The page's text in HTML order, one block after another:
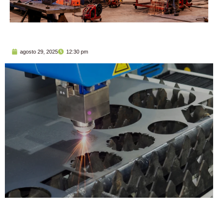
agosto 29, 2025 12:30 pm